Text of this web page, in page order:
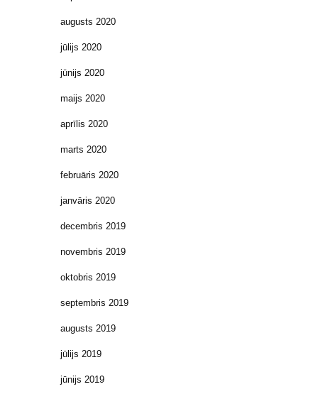
augusts 2020
jūlijs 2020
jūnijs 2020
maijs 2020
aprīlis 2020
marts 2020
februāris 2020
janvāris 2020
decembris 2019
novembris 2019
oktobris 2019
septembris 2019
augusts 2019
jūlijs 2019
jūnijs 2019